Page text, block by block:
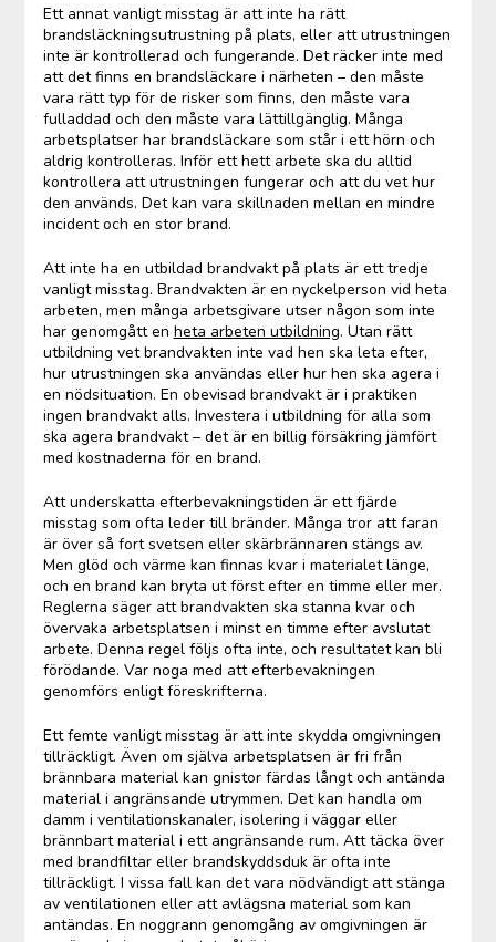
Ett annat vanligt misstag är att inte ha rätt
brandsläckningsutrustning på plats, eller att utrustningen
inte är kontrollerad och fungerande. Det räcker inte med
att det finns en brandsläckare i närheten – den måste
vara rätt typ för de risker som finns, den måste vara
fulladdad och den måste vara lättillgänglig. Många
arbetsplatser har brandsläckare som står i ett hörn och
aldrig kontrolleras. Inför ett hett arbete ska du alltid
kontrollera att utrustningen fungerar och att du vet hur
den används. Det kan vara skillnaden mellan en mindre
incident och en stor brand.
Att inte ha en utbildad brandvakt på plats är ett tredje
vanligt misstag. Brandvakten är en nyckelperson vid heta
arbeten, men många arbetsgivare utser någon som inte
har genomgått en heta arbeten utbildning. Utan rätt
utbildning vet brandvakten inte vad hen ska leta efter,
hur utrustningen ska användas eller hur hen ska agera i
en nödsituation. En obevisad brandvakt är i praktiken
ingen brandvakt alls. Investera i utbildning för alla som
ska agera brandvakt – det är en billig försäkring jämfört
med kostnaderna för en brand.
Att underskatta efterbevakningstiden är ett fjärde
misstag som ofta leder till bränder. Många tror att faran
är över så fort svetsen eller skärbrännaren stängs av.
Men glöd och värme kan finnas kvar i materialet länge,
och en brand kan bryta ut först efter en timme eller mer.
Reglerna säger att brandvakten ska stanna kvar och
övervaka arbetsplatsen i minst en timme efter avslutat
arbete. Denna regel följs ofta inte, och resultatet kan bli
förödande. Var noga med att efterbevakningen
genomförs enligt föreskrifterna.
Ett femte vanligt misstag är att inte skydda omgivningen
tillräckligt. Även om själva arbetsplatsen är fri från
brännbara material kan gnistor färdas långt och antända
material i angränsande utrymmen. Det kan handla om
damm i ventilationskanaler, isolering i väggar eller
brännbart material i ett angränsande rum. Att täcka över
med brandfiltar eller brandskyddsduk är ofta inte
tillräckligt. I vissa fall kan det vara nödvändigt att stänga
av ventilationen eller att avlägsna material som kan
antändas. En noggrann genomgång av omgivningen är